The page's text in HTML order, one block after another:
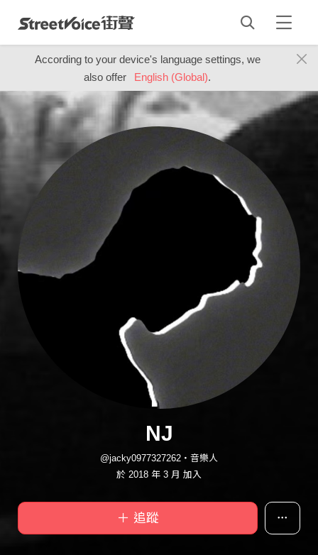
According to your device's language settings, we
also offer
English (Global).
NJ
@jacky0977327262・音樂人
於 2018 年 3 月 加入
＋ 追蹤